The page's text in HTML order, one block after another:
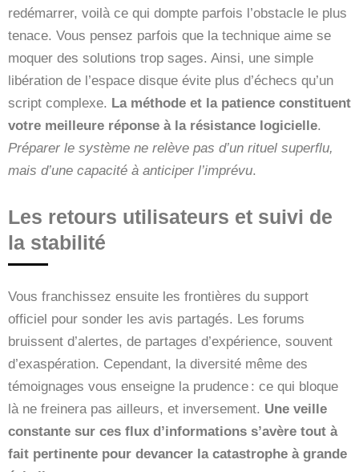
redémarrer, voilà ce qui dompte parfois l’obstacle le plus
tenace. Vous pensez parfois que la technique aime se
moquer des solutions trop sages. Ainsi, une simple
libération de l’espace disque évite plus d’échecs qu’un
script complexe. La méthode et la patience constituent
votre meilleure réponse à la résistance logicielle.
Préparer le système ne relève pas d’un rituel superflu,
mais d’une capacité à anticiper l’imprévu.
Les retours utilisateurs et suivi de
la stabilité
Vous franchissez ensuite les frontières du support
officiel pour sonder les avis partagés. Les forums
bruissent d’alertes, de partages d’expérience, souvent
d’exaspération. Cependant, la diversité même des
témoignages vous enseigne la prudence : ce qui bloque
là ne freinera pas ailleurs, et inversement. Une veille
constante sur ces flux d’informations s’avère tout à
fait pertinente pour devancer la catastrophe à grande